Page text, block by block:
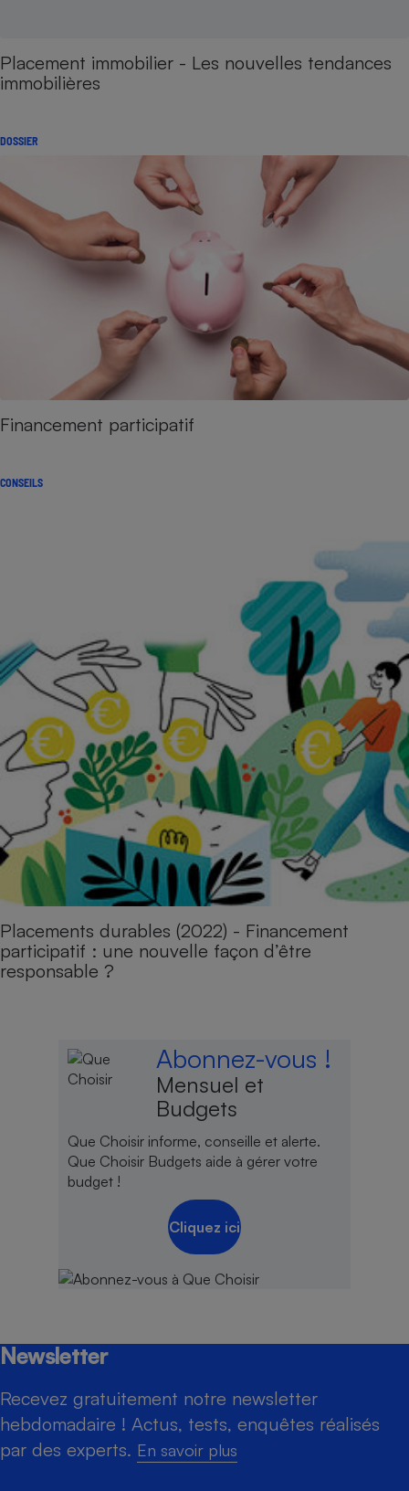
Placement immobilier - Les nouvelles tendances
immobilières
DOSSIER
Financement participatif
CONSEILS
Placements durables (2022) - Financement
participatif : une nouvelle façon d’être
responsable ?
Abonnez-vous !
Mensuel et
Budgets
Que Choisir informe, conseille et alerte.
Que Choisir Budgets aide à gérer votre
budget !
Cliquez ici
Newsletter
Recevez gratuitement notre newsletter
hebdomadaire ! Actus, tests, enquêtes réalisés
par des experts. En savoir plus